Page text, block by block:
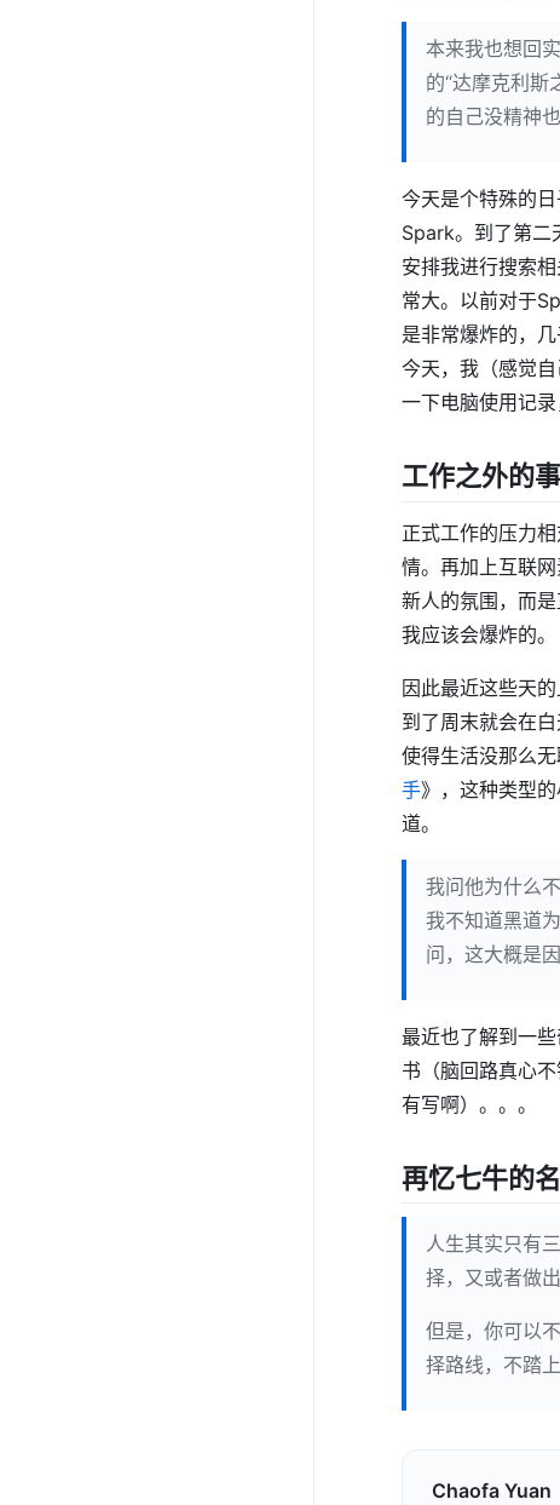
本来我也想回
的“达摩克利斯
的自己没精神
今天是个特殊的
Spark。到了第二
安排我进行搜索
常大。以前对于
是非常爆炸的，
今天，我（感觉
一下电脑使用记
工作之外的
正式工作的压力
情。再加上互联
新人的氛围，而
我应该会爆炸的。
因此最近这些天
到了周末就会在
使得生活没那么
手》，这种类型
道。
我问他为什么
我不知道黑道
问，这大概是
最近也了解到一
书（脑回路真心
有写啊）。。。
再忆七牛的
人生其实只有
择，又或者做
但是，你可以
择路线，不踏
Chaofa Yuan